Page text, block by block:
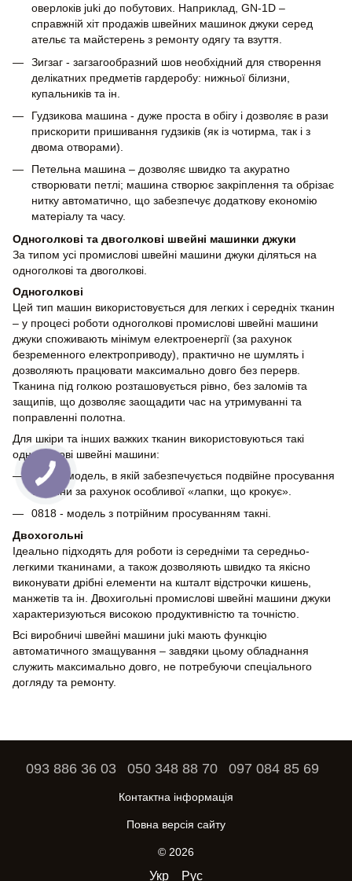
оверлоків juki до побутових. Наприклад, GN-1D –
справжній хіт продажів швейних машинок джуки серед
ательє та майстерень з ремонту одягу та взуття.
Зигзаг - загзагообразний шов необхідний для створення
делікатних предметів гардеробу: нижньої білизни,
купальників та ін.
Гудзикова машина - дуже проста в обігу і дозволяє в рази
прискорити пришивання гудзиків (як із чотирма, так і з
двома отворами).
Петельна машина – дозволяє швидко та акуратно
створювати петлі; машина створює закріплення та обрізає
нитку автоматично, що забезпечує додаткову економію
матеріалу та часу.
Одноголкові та двоголкові швейні машинки джуки
За типом усі промислові швейні машини джуки діляться на
одноголкові та двоголкові.
Одноголкові
Цей тип машин використовується для легких і середніх тканин
– у процесі роботи одноголкові промислові швейні машини
джуки споживають мінімум електроенергії (за рахунок
безременного електроприводу), практично не шумлять і
дозволяють працювати максимально довго без перерв.
Тканина під голкою розташовується рівно, без заломів та
защипів, що дозволяє заощадити час на утримуванні та
поправленні полотна.
Для шкіри та інших важких тканин використовуються такі
одноголкові швейні машини:
0718 - модель, в якій забезпечується подвійне просування
тканини за рахунок особливої ​​«лапки, що крокує».
0818 - модель з потрійним просуванням такні.
Двохогольні
Ідеально підходять для роботи із середніми та середньо-
легкими тканинами, а також дозволяють швидко та якісно
виконувати дрібні елементи на кшталт відстрочки кишень,
манжетів та ін. Двохигольні промислові швейні машини джуки
характеризуються високою продуктивністю та точністю.
Всі виробничі швейні машини juki мають функцію
автоматичного змащування – завдяки цьому обладнання
служить максимально довго, не потребуючи спеціального
догляду та ремонту.
093 886 36 03 050 348 88 70 097 084 85 69
Контактна інформація
Повна версія сайту
© 2026
Укр Рус